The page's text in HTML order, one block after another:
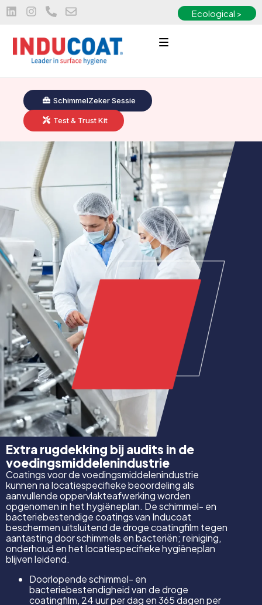
Ecological >
SchimmelZeker Sessie
Test & Trust Kit
Extra rugdekking bij audits in de
voedingsmiddelenindustrie
Coatings voor de voedingsmiddelenindustrie
kunnen na locatiespecifieke beoordeling als
aanvullende oppervlakteafwerking worden
opgenomen in het hygiëneplan. De schimmel- en
bacteriebestendige coatings van Inducoat
beschermen uitsluitend de droge coatingfilm tegen
aantasting door schimmels en bacteriën; reiniging,
onderhoud en het locatiespecifieke hygiëneplan
blijven leidend.
Doorlopende schimmel- en
bacteriebestendigheid van de droge
coatingfilm, 24 uur per dag en 365 dagen per